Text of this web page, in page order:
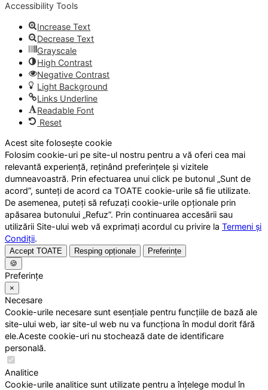
Accessibility Tools
Increase Text
Decrease Text
Grayscale
High Contrast
Negative Contrast
Light Background
Links Underline
Readable Font
Reset
Acest site folosește cookie
Folosim cookie-uri pe site-ul nostru pentru a vă oferi cea mai
relevantă experiență, reținând preferințele și vizitele
dumneavoastră. Prin efectuarea unui click pe butonul „Sunt de
acord”, sunteți de acord ca TOATE cookie-urile să fie utilizate.
De asemenea, puteți să refuzați cookie-urile opționale prin
apăsarea butonului „Refuz”. Prin continuarea accesării sau
utilizării Site-ului web vă exprimați acordul cu privire la Termeni și
Condiții.
Accept TOATE Resping opționale
Preferințe
🍪
Preferințe
×
Necesare
Cookie-urile necesare sunt esențiale pentru funcțiile de bază ale
site-ului web, iar site-ul web nu va funcționa în modul dorit fără
ele.Aceste cookie-uri nu stochează date de identificare
personală.
Analitice
Cookie-urile analitice sunt utilizate pentru a înțelege modul în